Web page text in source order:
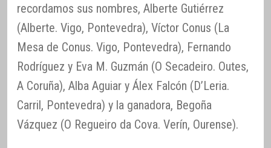
recordamos sus nombres, Alberte Gutiérrez
(Alberte. Vigo, Pontevedra), Víctor Conus (La
Mesa de Conus. Vigo, Pontevedra), Fernando
Rodríguez y Eva M. Guzmán (O Secadeiro. Outes,
A Coruña), Alba Aguiar y Álex Falcón (D’Leria.
Carril, Pontevedra) y la ganadora, Begoña
Vázquez (O Regueiro da Cova. Verín, Ourense).